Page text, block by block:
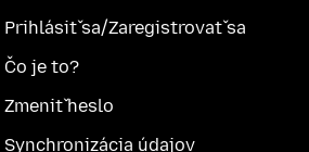
Prihlásiť sa/Zaregistrovať sa
Čo je to?
Zmeniť heslo
Synchronizácia údajov